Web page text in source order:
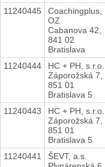
11240445
Coachingplus,
OZ
Cabanova 42,
841 02
Bratislava
11240444
HC + PH, s.r.o.
Záporožská 7,
851 01
Bratislava 5
11240443
HC + PH, s.r.o.
Záporožská 7,
851 01
Bratislava 5
11240441
ŠEVT, a.s.